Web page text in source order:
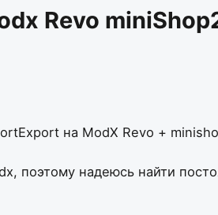
Revo
на ModX Revo +
поэтому надеюсь найти